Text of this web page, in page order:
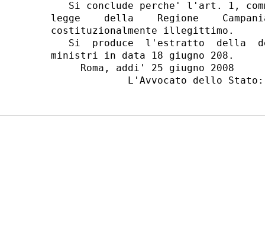
Si conclude perche' l'art. 1,
legge    della    Regione
costituzionalmente illegittimo.
Si  produce  l'estratto  della
ministri in data 18 giugno 208.
     Roma, addi' 25 giugno 2008